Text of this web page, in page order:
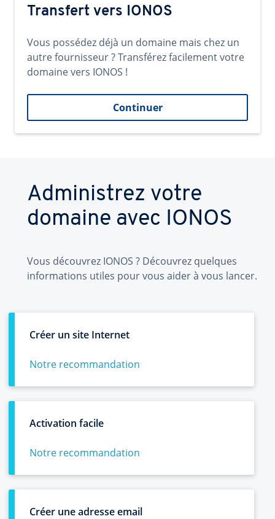
Transfert vers IONOS
Vous possédez déjà un domaine mais chez un
autre fournisseur ? Transférez facilement votre
domaine vers IONOS !
Continuer
Administrez votre
domaine avec IONOS
Vous découvrez IONOS ? Découvrez quelques
informations utiles pour vous aider à vous lancer.
Créer un site Internet
Notre recommandation
Activation facile
Notre recommandation
Créer une adresse email